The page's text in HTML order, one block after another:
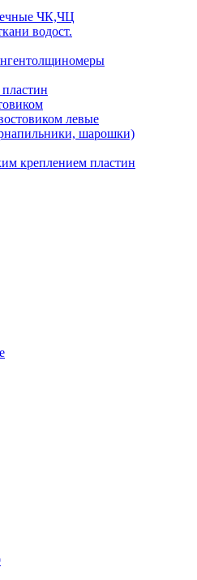
ЧК,ЧЦ
водост.
левые
шарошки)
креплением пластин